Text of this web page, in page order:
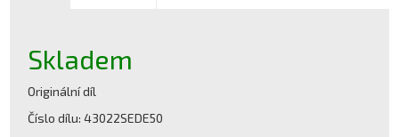
Skladem
Originální díl
Číslo dílu: 43022SEDE50